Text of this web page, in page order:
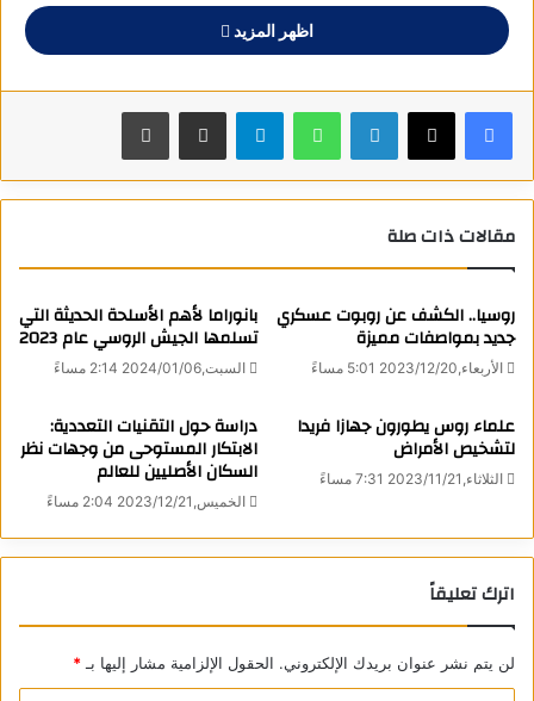
وتُعد أنظمة التبريد أحد أبرز مصادر استهلاك المياه في هذه المنشآت،
إذ تعتمد العديد من مراكز البيانات على تقنيات التبريد بالمياه أو
الاصطناعي، يزداد الضغط على هذه الموارد، ما يثير مخاوف بشأن
تأثيرات بيئية محتملة، خصوصاً في المناطق التي تعاني أصلاً من شحّ
ويرى خبراء أن الطلب المتزايد على قدرات الحوسبة العالية ينعكس
مباشرة على استهلاك الكهرباء، ما يساهم في رفع البصمة الكربونية
تستحوذ على حصة أكبر من الاستهلاك العالمي للطاقة خلال السنوات
المقبلة مع استمرار نمو التطبيقات الذكية.
في المقابل، تعمل شركات التكنولوجيا الكبرى على تطوير حلول
للحد من هذا الأثر، من بينها تحسين كفاءة المعالجات، واستخدام
مصادر الطاقة المتجددة، وتطوير أنظمة تبريد أقل استهلاكاً للمياه،
إضافة إلى التوسع في إنشاء مراكز بيانات في مناطق ذات مناخ بارد
لتقليل الحاجة إلى التبريد المكثف.
ورغم هذه الجهود، يحذر مختصون من أن التوسع السريع في
استخدام الذكاء الاصطناعي قد يبقي الضغط البيئي قائماً، في ظل
دخول هذه التقنيات في قطاعات حيوية مثل التعليم والصحة
والصناعة والإعلام، ما يعني زيادة مستمرة في الطلب على مراكز
اظهر المزيد
فيسبوك X لينكدإن واتساب تيلقرام مشاركة عبر البريد طباعة
مقالات ذات صلة
روسيا.. الكشف عن روبوت عسكري
جديد بمواصفات مميزة
الأربعاء,2023/12/20 5:01 مساءً
بانوراما لأهم الأسلحة الحديثة التي
تسلمها الجيش الروسي عام 2023
السبت,2024/01/06 2:14 مساءً
علماء روس يطورون جهازا فريدا
لتشخيص الأمراض
الثلاثاء,2023/11/21 7:31 مساءً
دراسة حول التقنيات التعددية:
الابتكار المستوحى من وجهات نظر
السكان الأصليين للعالم
الخميس,2023/12/21 2:04 مساءً
اترك تعليقاً
لن يتم نشر عنوان بريدك الإلكتروني. الحقول الإلزامية مشار إليها بـ *